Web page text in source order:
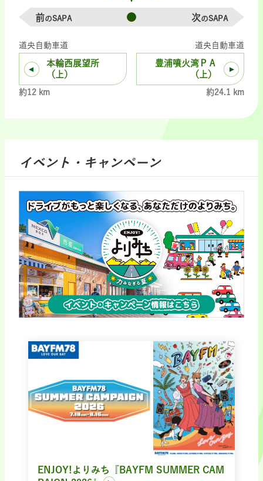
前のSAPA 次のSAPA
道央自動車道
本輪西展望所
（上）
約12 km
道央自動車道
豊浦噴火湾ＰＡ
（上）
約24.1 km
イベント・キャンペーン
ENJOY!よりみち『BAYFM SUMMER CAM